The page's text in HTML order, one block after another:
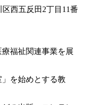
区西五反田2丁目11番
療福祉関連事業を展
始めとする教